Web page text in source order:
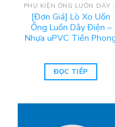
PHỤ KIỆN
[Đơn Giá] Lò Xo Uốn
Ống Luồn Dây Điện –
Nhựa uPVC Tiền
ĐỌC TIẾP